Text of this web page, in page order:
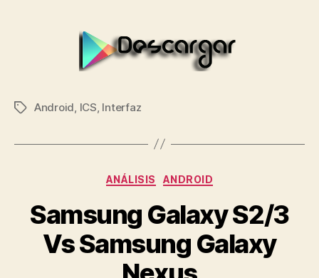
Etiquetas
Android, ICS, Interfaz
Categorías
ANÁLISIS ANDROID
Samsung Galaxy S2/3
Vs Samsung Galaxy